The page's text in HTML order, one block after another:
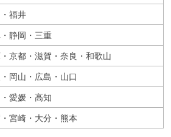
福井
静岡・三重
京都・滋賀・奈良・和歌山
岡山・広島・山口
愛媛・高知
宮崎・大分・熊本